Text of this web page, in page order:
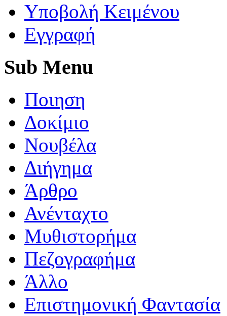
Yποβολή Κειμένου
Εγγραφή
Sub Menu
Ποιηση
Δοκίμιο
Νουβέλα
Διήγημα
Άρθρο
Ανένταχτο
Μυθιστορήμα
Πεζογραφήμα
Άλλο
Επιστημονική Φαντασία